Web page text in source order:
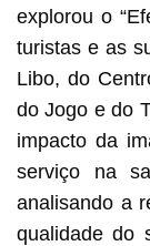
explorou o
turistas e as
Libo, do
do Jogo e do
impacto da
serviço na
analisando a
qualidade do